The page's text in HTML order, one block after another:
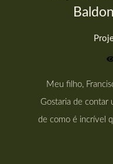
Meu filho,
Gostaria de contar
de como é incrível